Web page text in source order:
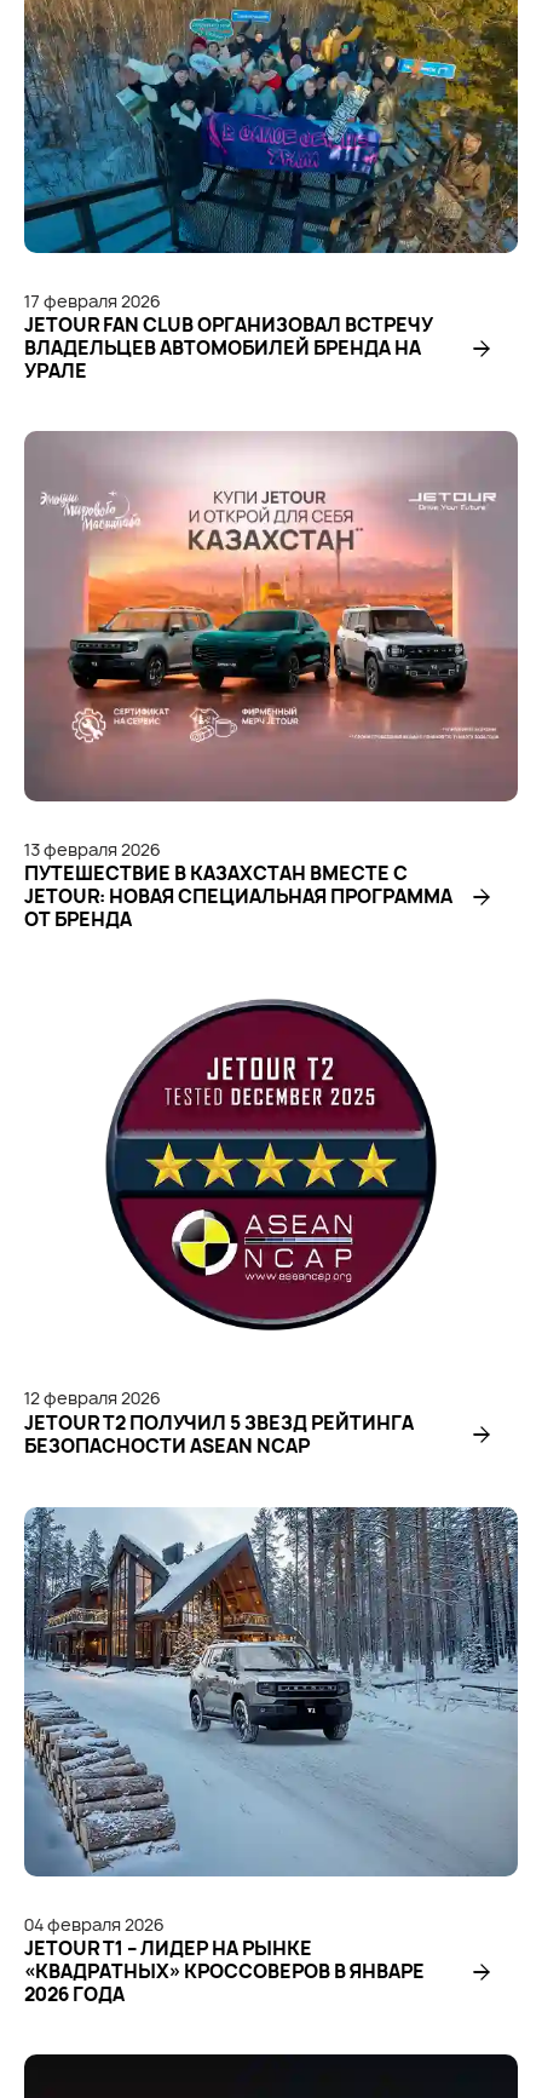
17 февраля2026
JETOUR FAN CLUB ОРГАНИЗОВАЛ ВСТРЕЧУ
ВЛАДЕЛЬЦЕВ АВТОМОБИЛЕЙ БРЕНДА НА
УРАЛЕ
13февраля2026
ПУТЕШЕСТВИЕ В КАЗАХСТАН ВМЕСТЕ С
JETOUR: НОВАЯ СПЕЦИАЛЬНАЯ ПРОГРАММА
ОТ БРЕНДА
12февраля2026
JETOUR T2 ПОЛУЧИЛ 5 ЗВЕЗД РЕЙТИНГА
БЕЗОПАСНОСТИ ASEAN NCAP
04февраля2026
JETOUR T1 – ЛИДЕР НА РЫНКЕ
«КВАДРАТНЫХ» КРОССОВЕРОВ В ЯНВАРЕ
2026 ГОДА